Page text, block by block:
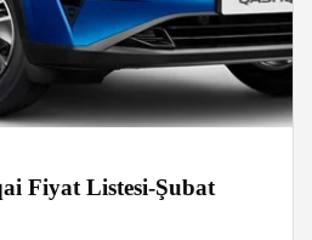
Fiyat Listesi-Şubat